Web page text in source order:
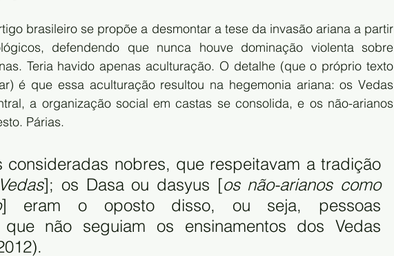
brasileiro se propõe a desmontar a tese da invasão ariana a partir
defendendo que nunca houve dominação violenta sobre
Teria havido apenas aculturação. O detalhe (que o próprio texto
é que essa aculturação resultou na hegemonia ariana: os Vedas
a organização social em castas se consolida, e os não-arianos
Párias.
consideradas nobres, que respeitavam a tradição
]; os Dasa ou dasyus [os não-arianos como
] eram o oposto disso, ou seja, pessoas
que não seguiam os ensinamentos dos Vedas